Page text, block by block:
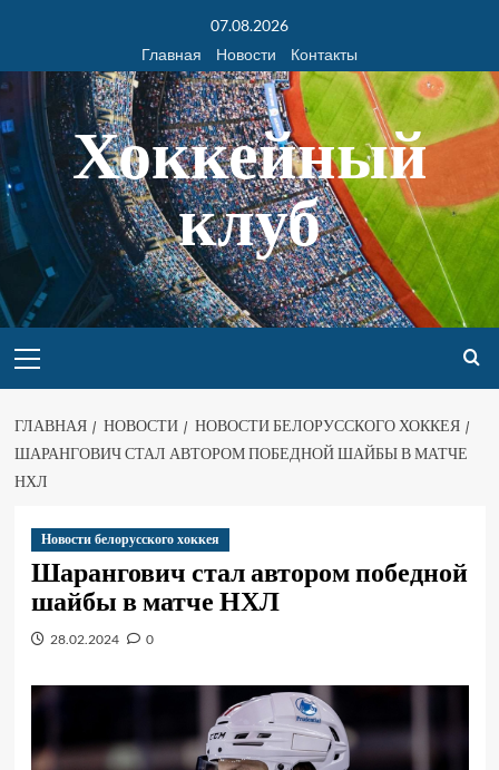
07.08.2026
Главная
Новости Контакты
Хоккейный
клуб
ГЛАВНАЯ НОВОСТИ
НОВОСТИ БЕЛОРУССКОГО ХОККЕЯ
ШАРАНГОВИЧ СТАЛ АВТОРОМ ПОБЕДНОЙ ШАЙБЫ В МАТЧЕ
НХЛ
Новости белорусского хоккея
Шарангович стал автором победной
шайбы в матче НХЛ
28.02.2024 0